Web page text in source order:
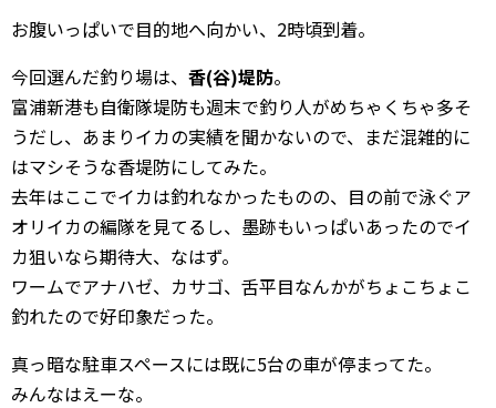
お腹いっぱいで目的地へ向かい、2時頃到着。
今回選んだ釣り場は、 香(谷)堤防。
富浦新港も自衛隊堤防も週末で釣り人がめちゃくちゃ多そ
うだし、あまりイカの実績を聞かないので、まだ混雑的に
はマシそうな香堤防にしてみた。
去年はここでイカは釣れなかったものの、目の前で泳ぐア
オリイカの編隊を見てるし、墨跡もいっぱいあったのでイ
カ狙いなら期待大、なはず。
ワームでアナハゼ、カサゴ、舌平目なんかがちょこちょこ
釣れたので好印象だった。
真っ暗な駐車スペースには既に5台の車が停まってた。
みんなはえーな。